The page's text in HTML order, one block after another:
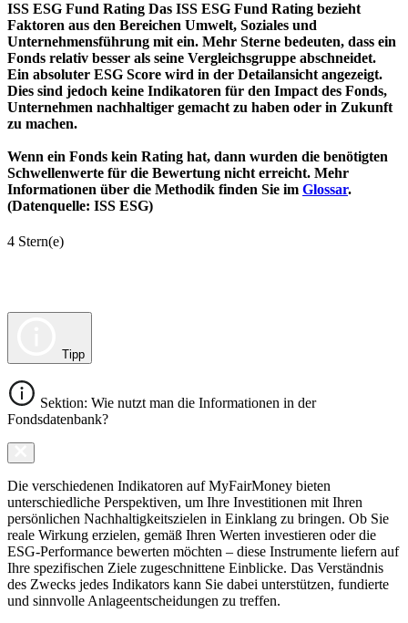
ISS ESG Fund Rating Das ISS ESG Fund Rating bezieht
Faktoren aus den Bereichen Umwelt, Soziales und
Unternehmensführung mit ein. Mehr Sterne bedeuten, dass ein
Fonds relativ besser als seine Vergleichsgruppe abschneidet.
Ein absoluter ESG Score wird in der Detailansicht angezeigt.
Dies sind jedoch keine Indikatoren für den Impact des Fonds,
Unternehmen nachhaltiger gemacht zu haben oder in Zukunft
zu machen.
Wenn ein Fonds kein Rating hat, dann wurden die benötigten
Schwellenwerte für die Bewertung nicht erreicht. Mehr
Informationen über die Methodik finden Sie im Glossar.
(Datenquelle: ISS ESG)
4 Stern(e)
Tipp
Sektion: Wie nutzt man die Informationen in der
Fondsdatenbank?
Die verschiedenen Indikatoren auf MyFairMoney bieten
unterschiedliche Perspektiven, um Ihre Investitionen mit Ihren
persönlichen Nachhaltigkeitszielen in Einklang zu bringen. Ob Sie
reale Wirkung erzielen, gemäß Ihren Werten investieren oder die
ESG-Performance bewerten möchten – diese Instrumente liefern auf
Ihre spezifischen Ziele zugeschnittene Einblicke. Das Verständnis
des Zwecks jedes Indikators kann Sie dabei unterstützen, fundierte
und sinnvolle Anlageentscheidungen zu treffen.